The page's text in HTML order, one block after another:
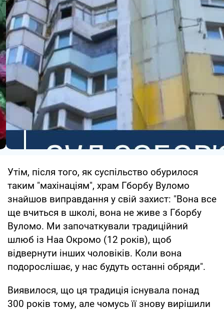
Утім, після того, як суспільство обурилося
таким "махінаціям", храм Гборбу Вуломо
знайшов виправдання у свій захист: "Вона все
ще вчиться в школі, вона не живе з Гборбу
Вуломо. Ми започаткували традиційний
шлюб із Наа Окромо (12 років), щоб
відвернути інших чоловіків. Коли вона
подорослішає, у нас будуть останні обряди".
Виявилося, що ця традиція існувала понад
300 років тому, але чомусь її знову вирішили